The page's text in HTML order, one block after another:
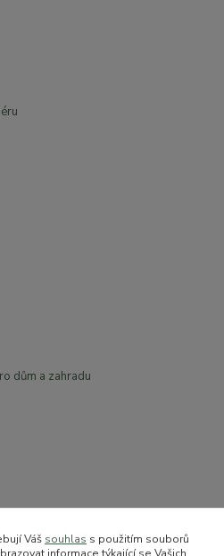
dům a zahradu
Váš souhlas s použitím souborů